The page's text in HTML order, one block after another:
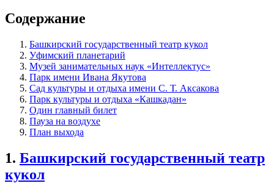
Содержание
Башкирский государственный театр кукол
Уфимский планетарий
Музей занимательных наук «Интеллектус»
Парк имени Ивана Якутова
Сад культуры и отдыха имени С. Т. Аксакова
Парк культуры и отдыха «Кашкадан»
Один главный билет
Пауза на воздухе
План выхода
1. Башкирский государственный театр
кукол